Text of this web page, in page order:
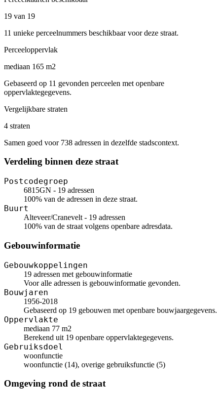
19 van 19
11 unieke perceelnummers beschikbaar voor deze straat.
Perceeloppervlak
mediaan 165 m2
Gebaseerd op 11 gevonden perceelen met openbare
oppervlaktegegevens.
Vergelijkbare straten
4 straten
Samen goed voor 738 adressen in dezelfde stadscontext.
Verdeling binnen deze straat
Postcodegroep
6815GN - 19 adressen
100% van de adressen in deze straat.
Buurt
Alteveer/Cranevelt - 19 adressen
100% van de straat volgens openbare adresdata.
Gebouwinformatie
Gebouwkoppelingen
19 adressen met gebouwinformatie
Voor alle adressen is gebouwinformatie gevonden.
Bouwjaren
1956-2018
Gebaseerd op 19 gebouwen met openbare bouwjaargegevens.
Oppervlakte
mediaan 77 m2
Berekend uit 19 openbare oppervlaktegegevens.
Gebruiksdoel
woonfunctie
woonfunctie (14), overige gebruiksfunctie (5)
Omgeving rond de straat